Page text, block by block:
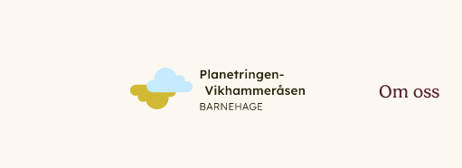
Om oss